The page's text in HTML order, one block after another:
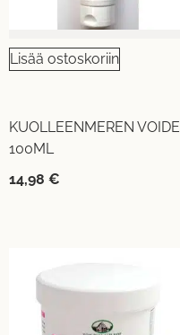
Lisää ostoskoriin
KUOLLEENMEREN VOIDE
100ML
14,98 €